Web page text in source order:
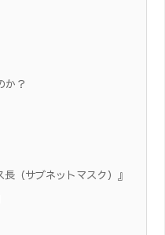
か？
（サブネットマスク）』